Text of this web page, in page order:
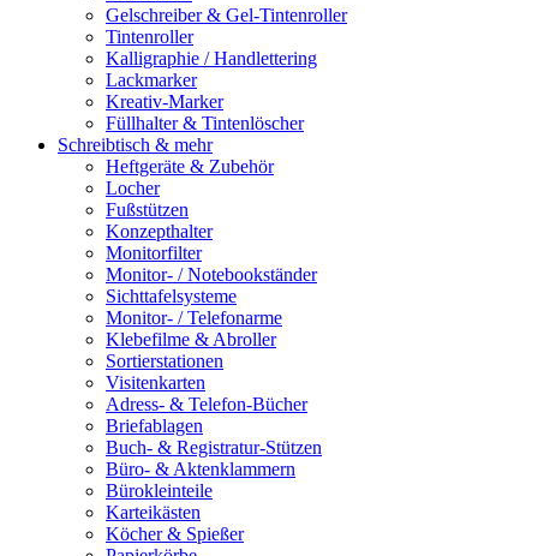
Gelschreiber & Gel-Tintenroller
Tintenroller
Kalligraphie / Handlettering
Lackmarker
Kreativ-Marker
Füllhalter & Tintenlöscher
Schreibtisch & mehr
Heftgeräte & Zubehör
Locher
Fußstützen
Konzepthalter
Monitorfilter
Monitor- / Notebookständer
Sichttafelsysteme
Monitor- / Telefonarme
Klebefilme & Abroller
Sortierstationen
Visitenkarten
Adress- & Telefon-Bücher
Briefablagen
Buch- & Registratur-Stützen
Büro- & Aktenklammern
Bürokleinteile
Karteikästen
Köcher & Spießer